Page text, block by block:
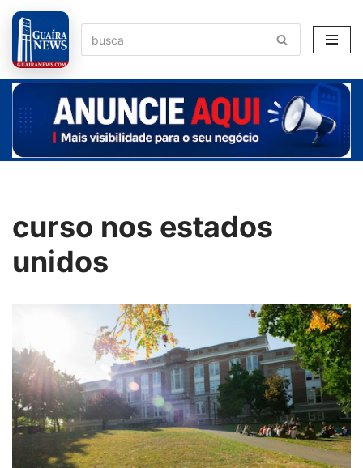
Pular
para
o
conteúdo
curso nos estados
unidos